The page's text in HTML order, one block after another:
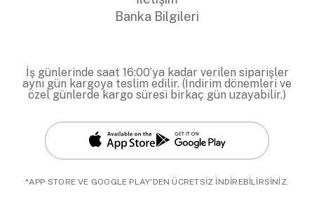
Banka Bilgileri
İş günlerinde saat 16:00’ya kadar verilen siparişler
aynı gün kargoya teslim edilir. (İndirim dönemleri ve
özel günlerde kargo süresi birkaç gün uzayabilir.)
*APP STORE VE GOOGLE PLAY'DEN ÜCRETSİZ İNDİREBİLİRSİNİZ.